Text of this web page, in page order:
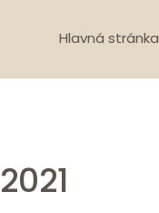
Hlavná stránka